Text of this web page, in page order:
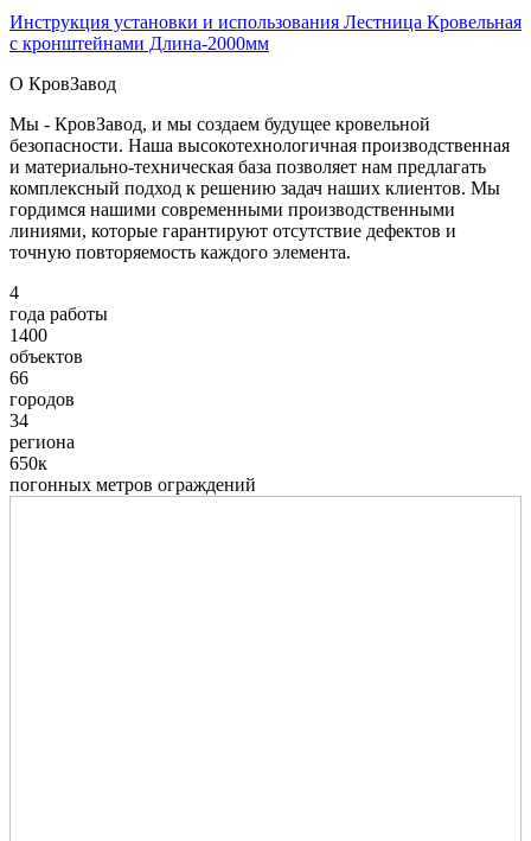
Инструкция установки и использования Лестница Кровельная
с кронштейнами Длина-2000мм
О КровЗавод
Мы - КровЗавод, и мы создаем будущее кровельной
безопасности. Наша высокотехнологичная производственная
и материально-техническая база позволяет нам предлагать
комплексный подход к решению задач наших клиентов. Мы
гордимся нашими современными производственными
линиями, которые гарантируют отсутствие дефектов и
точную повторяемость каждого элемента.
4
года работы
1400
объектов
66
городов
34
региона
650к
погонных метров ограждений